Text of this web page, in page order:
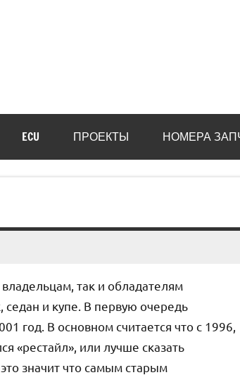
ECU ПРОЕКТЫ НОМЕРА
так и обладателям
седан и купе. В первую очередь
год. В основном считается что с 1996,
«рестайл», или лучше сказать
значит что самым старым